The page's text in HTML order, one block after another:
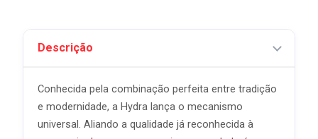
Descrição
Conhecida pela combinação perfeita entre tradição
e modernidade, a Hydra lança o mecanismo
universal. Aliando a qualidade já reconhecida à